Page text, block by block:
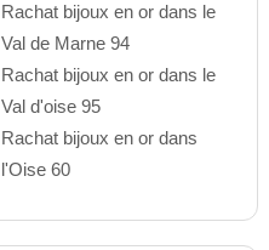
Rachat bijoux en or dans le
Val de Marne 94
Rachat bijoux en or dans le
Val d'oise 95
Rachat bijoux en or dans
l'Oise 60